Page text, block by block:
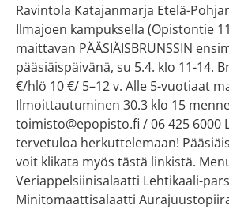
Ravintola Katajanmarja Etelä-
Ilmajoen kampuksella (Opistontie
maittavan PÄÄSIÄISBRUNSSIN
pääsiäispäivänä, su 5.4. klo 11-14.
€/hlö 10 €/ 5–12 v. Alle 5-vuotiaat
Ilmoittautuminen 30.3 klo 15
toimisto@epopisto.fi / 06 425 6000
tervetuloa herkuttelemaan!
voit klikata myös tästä linkistä.
Veriappelsiinisalaatti Lehtikaali-
Minitomaattisalaatti